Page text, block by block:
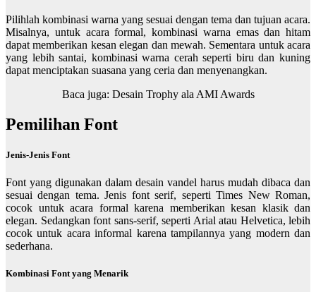
Pilihlah kombinasi warna yang sesuai dengan tema dan tujuan acara.
Misalnya, untuk acara formal, kombinasi warna emas dan hitam
dapat memberikan kesan elegan dan mewah. Sementara untuk acara
yang lebih santai, kombinasi warna cerah seperti biru dan kuning
dapat menciptakan suasana yang ceria dan menyenangkan.
Baca juga: Desain Trophy ala AMI Awards
Pemilihan Font
Jenis-Jenis Font
Font yang digunakan dalam desain vandel harus mudah dibaca dan
sesuai dengan tema. Jenis font serif, seperti Times New Roman,
cocok untuk acara formal karena memberikan kesan klasik dan
elegan. Sedangkan font sans-serif, seperti Arial atau Helvetica, lebih
cocok untuk acara informal karena tampilannya yang modern dan
sederhana.
Kombinasi Font yang Menarik